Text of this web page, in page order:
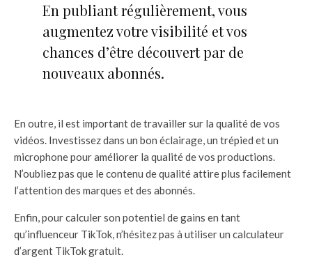
En publiant régulièrement, vous
augmentez votre visibilité et vos
chances d’être découvert par de
nouveaux abonnés.
En outre, il est important de travailler sur la qualité de vos
vidéos. Investissez dans un bon éclairage, un trépied et un
microphone pour améliorer la qualité de vos productions.
N’oubliez pas que le contenu de qualité attire plus facilement
l’attention des marques et des abonnés.
Enfin, pour calculer son potentiel de gains en tant
qu’influenceur TikTok, n’hésitez pas à utiliser un calculateur
d’argent TikTok gratuit.